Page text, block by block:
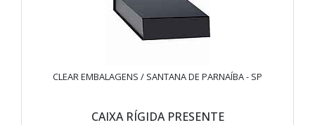
CLEAR EMBALAGENS / SANTANA DE PARNAÍBA - SP
CAIXA RÍGIDA PRESENTE